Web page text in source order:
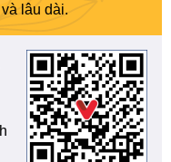
lâu dài.